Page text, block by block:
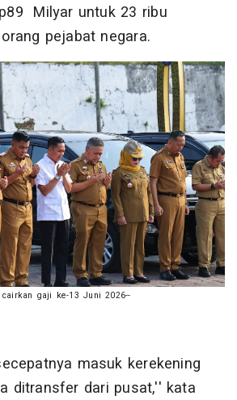
Milyar untuk 23 ribu
pejabat negara.
cairkan gaji ke-13 Juni 2026--
masuk kerekening
ditransfer dari pusat,'' kata